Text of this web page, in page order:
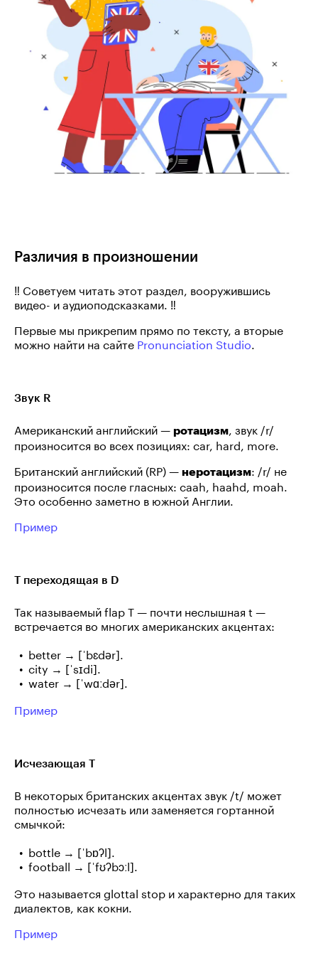
Различия в произношении
‼️ Советуем читать этот раздел, вооружившись
видео- и аудиоподсказками. ‼️
Первые мы прикрепим прямо по тексту, а вторые
можно найти на сайте Pronunciation Studio
Звук R
Американский английский — ротацизм , звук /r/
произносится во всех позициях: car, hard, more.
Британский английский (RP) — неротацизм: /r/ не
произносится после гласных: caah, haahd, moah.
Это особенно заметно в южной Англии.
Пример
T переходящая в D
Так называемый flap T — почти неслышная t —
встречается во многих американских акцентах:
better → [ˈbɛdər].
city → [ˈsɪdi].
water → [ˈwɑːdər].
Пример
Исчезающая Т
В некоторых британских акцентах звук /t/ может
полностью исчезать или заменяется гортанной
смычкой:
bottle → [ˈbɒʔl].
football → [ˈfʊʔbɔːl].
Это называется glottal stop и характерно для таких
диалектов, как кокни.
Пример